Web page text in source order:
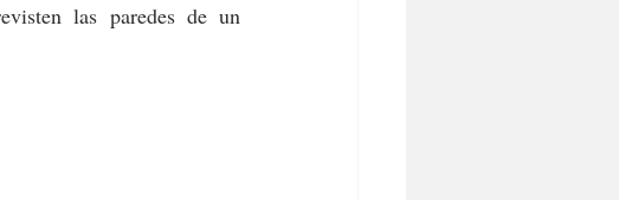
las paredes de un